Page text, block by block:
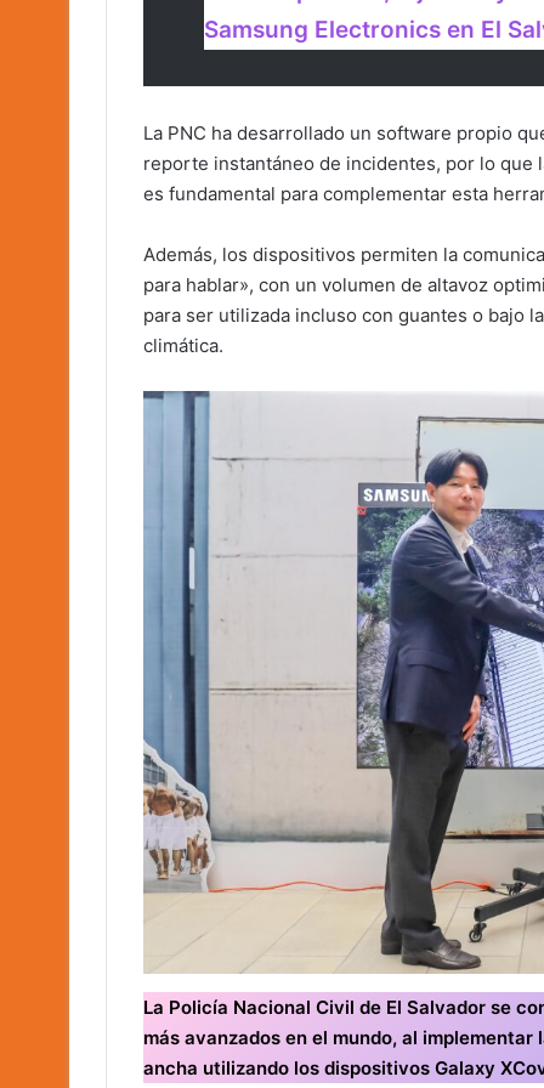
Samsung Electronics en El
La PNC ha desarrollado un software propio
reporte instantáneo de incidentes, por lo
es fundamental para complementar esta
Además, los dispositivos permiten la
para hablar», con un volumen de altavoz
para ser utilizada incluso con guantes o bajo
climática.
La Policía Nacional Civil de El Salvador se
más avanzados en el mundo, al
ancha utilizando los dispositivos Galaxy